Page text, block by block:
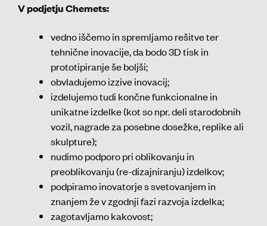
V podjetju Chemets:
vedno iščemo in spremljamo rešitve ter
tehnične inovacije, da bodo 3D tisk in
prototipiranje še boljši;
obvladujemo izzive inovacij;
izdelujemo tudi končne funkcionalne in
unikatne izdelke (kot so npr. deli starodobnih
vozil, nagrade za posebne dosežke, replike ali
skulpture);
nudimo podporo pri oblikovanju in
preoblikovanju (re-dizajniranju) izdelkov;
podpiramo inovatorje s svetovanjem in
znanjem že v zgodnji fazi razvoja izdelka;
zagotavljamo kakovost;